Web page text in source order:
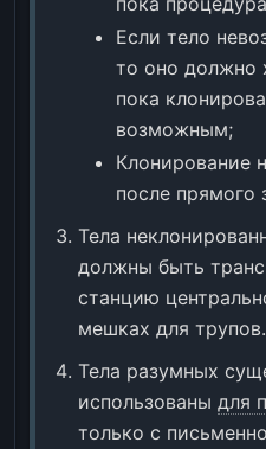
Если тело
то оно должно
пока
возможным;
Клонирование
после прямого
Тела
должны быть
станцию
мешках для трупов.
Тела разумных
использованы для
только с